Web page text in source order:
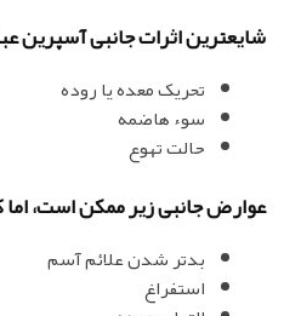
شایعترین اثرات جانبی آسپرین
تحریک معده یا روده
سوء هاضمه
حالت تهوع
عوارض جانبی زیر ممکن است،
بدتر شدن علائم آسم
استفراغ